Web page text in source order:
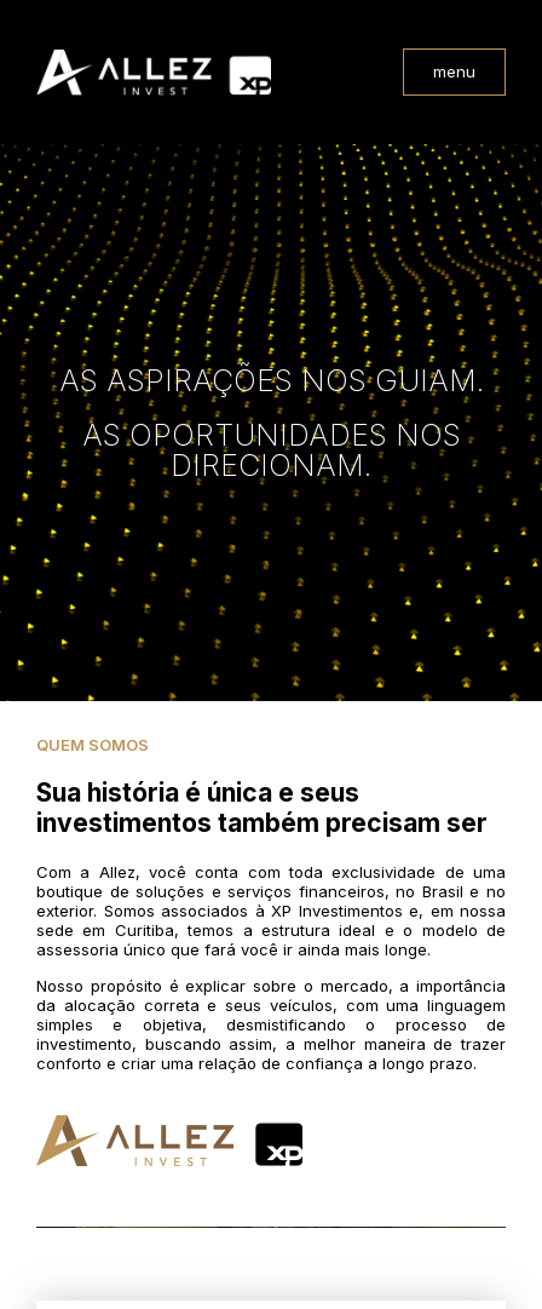
menu
AS ASPIRAÇÕES NOS GUIAM.
AS OPORTUNIDADES NOS
DIRECIONAM.
QUEM SOMOS
Sua história é única e seus
investimentos também precisam ser
Com a Allez, você conta com toda exclusividade de uma
boutique de soluções e serviços financeiros, no Brasil e no
exterior. Somos associados à XP Investimentos e, em nossa
sede em Curitiba, temos a estrutura ideal e o modelo de
assessoria único que fará você ir ainda mais longe.
Nosso propósito é explicar sobre o mercado, a importância
da alocação correta e seus veículos, com uma linguagem
simples e objetiva, desmistificando o processo de
investimento, buscando assim, a melhor maneira de trazer
conforto e criar uma relação de confiança a longo prazo.